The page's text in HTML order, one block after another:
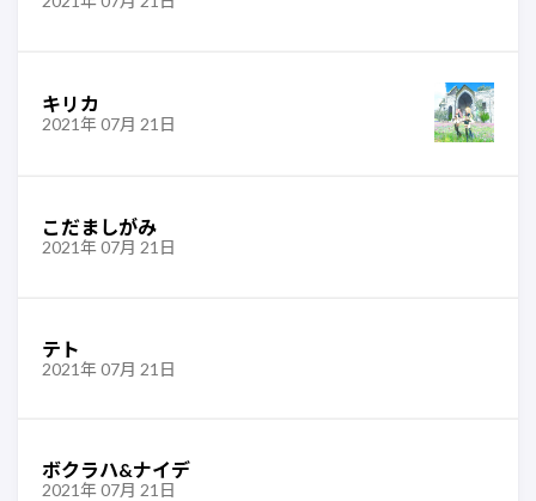
キリカ
2021年 07月 21日
こだましがみ
2021年 07月 21日
テト
2021年 07月 21日
ボクラハ&ナイデ
2021年 07月 21日